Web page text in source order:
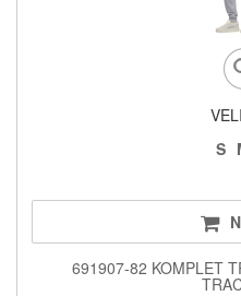
S
691907-82 KOMPLET